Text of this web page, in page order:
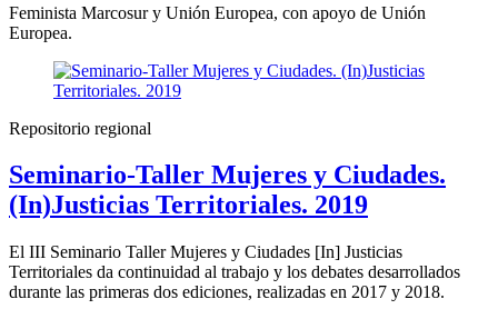
Feminista Marcosur y Unión Europea, con apoyo de Unión
Europea.
Repositorio regional
Seminario-Taller Mujeres y Ciudades.
(In)Justicias Territoriales. 2019
El III Seminario Taller Mujeres y Ciudades [In] Justicias
Territoriales da continuidad al trabajo y los debates desarrollados
durante las primeras dos ediciones, realizadas en 2017 y 2018.